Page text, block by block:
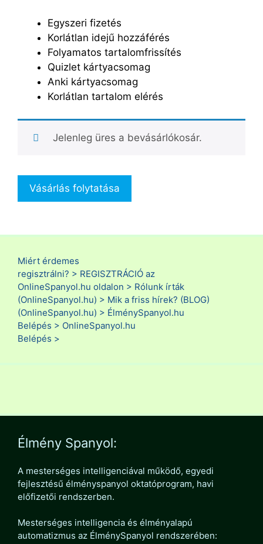
Egyszeri fizetés
Korlátlan idejű hozzáférés
Folyamatos tartalomfrissítés
Quizlet kártyacsomag
Anki kártyacsomag
Korlátlan tartalom elérés
Jelenleg üres a bevásárlókosár.
Vásárlás folytatása
Miért érdemes
regisztrálni? > REGISZTRÁCIÓ az
OnlineSpanyol.hu oldalon > Rólunk írták
(OnlineSpanyol.hu) > Mik a friss hírek? (BLOG)
(OnlineSpanyol.hu) > ÉlménySpanyol.hu
Belépés > OnlineSpanyol.hu
Belépés >
Élmény Spanyol:
A mesterséges intelligenciával működő, egyedi
fejlesztésű élményspanyol oktatóprogram, havi
előfizetői rendszerben.
Mesterséges intelligencia és élményalapú
automatizmus az ÉlménySpanyol rendszerében: